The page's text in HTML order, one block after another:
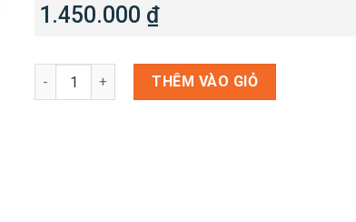
1.450.000 ₫
Đĩa PS5 - Returnal số lượng
THÊM VÀO GIỎ